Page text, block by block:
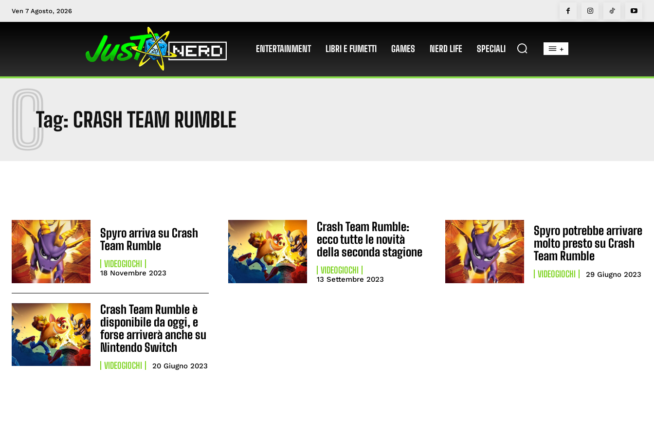
Ven 7 Agosto, 2026
ENTERTAINMENT LIBRI E FUMETTI GAMES NERD LIFE SPECIALI +
Tag: CRASH TEAM RUMBLE
C
Spyro arriva su Crash
Team Rumble
VIDEOGIOCHI
18 Novembre 2023
Crash Team Rumble:
ecco tutte le novità
della seconda stagione
VIDEOGIOCHI
13 Settembre 2023
Spyro potrebbe arrivare
molto presto su Crash
Team Rumble
VIDEOGIOCHI 29 Giugno 2023
Crash Team Rumble è
disponibile da oggi, e
forse arriverà anche su
Nintendo Switch
VIDEOGIOCHI 20 Giugno 2023